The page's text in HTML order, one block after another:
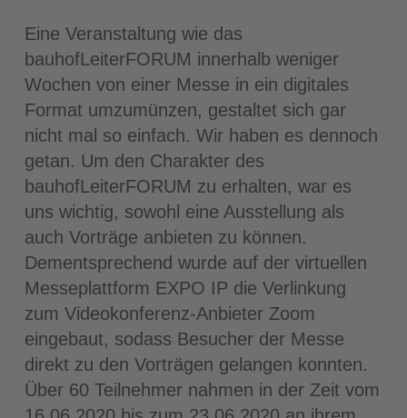
Eine Veranstaltung wie das
bauhofLeiterFORUM innerhalb weniger
Wochen von einer Messe in ein digitales
Format umzumünzen, gestaltet sich gar
nicht mal so einfach. Wir haben es dennoch
getan. Um den Charakter des
bauhofLeiterFORUM zu erhalten, war es
uns wichtig, sowohl eine Ausstellung als
auch Vorträge anbieten zu können.
Dementsprechend wurde auf der virtuellen
Messeplattform EXPO IP die Verlinkung
zum Videokonferenz-Anbieter Zoom
eingebaut, sodass Besucher der Messe
direkt zu den Vorträgen gelangen konnten.
Über 60 Teilnehmer nahmen in der Zeit vom